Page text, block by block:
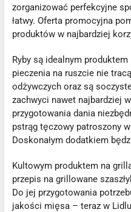
zorganizować perfekcyjne
łatwy. Oferta promocyjna
produktów w najbardziej
Ryby są idealnym
pieczenia na ruszcie nie
odżywczych oraz są
zachwyci nawet najbardziej
przygotowania dania
pstrąg tęczowy patroszony
Doskonałym dodatkiem
Kultowym produktem na
przepis na grillowane
Do jej przygotowania
jakości mięsa – teraz w